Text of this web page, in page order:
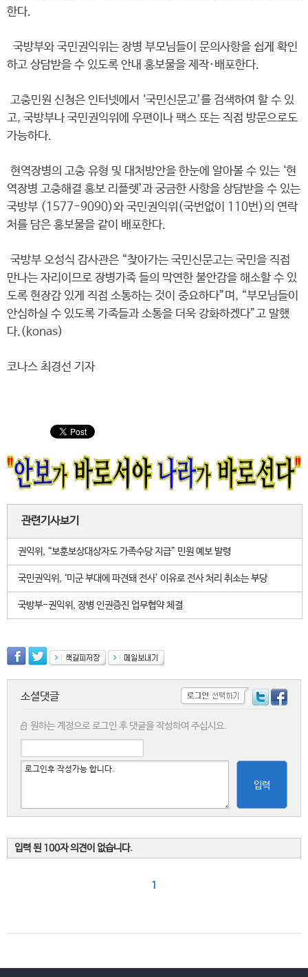
한다.
국방부와 국민권익위는 장병 부모님들이 문의사항을 쉽게 확인
하고 상담받을 수 있도록 안내 홍보물을 제작·배포한다.
고충민원 신청은 인터넷에서 ‘국민신문고’를 검색하여 할 수 있
고, 국방부나 국민권익위에 우편이나 팩스 또는 직접 방문으로도
가능하다.
현역장병의 고충 유형 및 대처방안을 한눈에 알아볼 수 있는 ‘현
역장병 고충해결 홍보 리플렛’과 궁금한 사항을 상담받을 수 있는
국방부 (1577-9090)와 국민권익위(국번없이 110번)의 연락
처를 담은 홍보물을 같이 배포한다.
국방부 오성식 감사관은 “찾아가는 국민신문고는 국민을 직접
만나는 자리이므로 장병가족 들의 막연한 불안감을 해소할 수 있
도록 현장감 있게 직접 소통하는 것이 중요하다”며, “부모님들이
안심하실 수 있도록 가족들과 소통을 더욱 강화하겠다”고 말했
다.(konas)
코나스 최경선 기자
관련기사보기
권익위, “보훈보상대상자도 가족수당 지급” 민원 예보 발령
국민권익위, ‘미군 부대에 파견돼 전사’ 이유로 전사 처리 취소는 부당
국방부-권익위, 장병 인권증진 업무협약 체결
소셜댓글
원하는 계정으로 로그인 후 댓글을 작성하여 주십시요.
입력
입력 된 100자 의견이 없습니다.
1